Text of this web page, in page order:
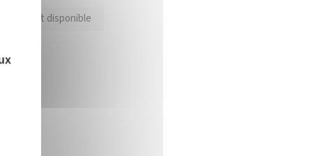
est disponible